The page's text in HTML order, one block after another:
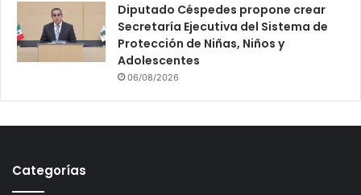
Diputado Céspedes propone crear
Secretaría Ejecutiva del Sistema de
Protección de Niñas, Niños y
Adolescentes
06/08/2026
Categorías